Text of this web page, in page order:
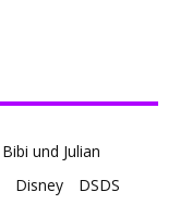
Bibi und Julian
Disney
DSDS